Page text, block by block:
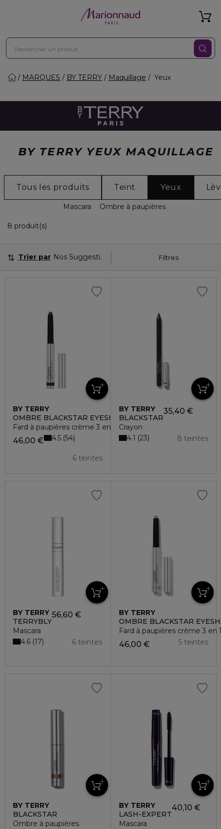
MARQUES BY TERRY Maquillage Yeux
BY TERRY YEUX MAQUILLAGE
Tous les produits Teint Yeux
Mascara Ombre à paupières
8 produit(s)
Filtres
Trier par Nos Suggestions
BY TERRY
OMBRE BLACKSTAR EYESHADOW
Fard à paupières crème 3 en 1 - fini irisé
46,00 €
6 teintes
4.5 54
BY TERRY
BLACKSTAR
Crayon
35,40 €
8 teintes
4.1 23
BY TERRY
TERRYBLY
Mascara
56,60 €
6 teintes
4.6 17
BY TERRY
OMBRE BLACKSTAR
Fard à paupières crème 3 en
46,00 € 5 teintes
BY TERRY
BLACKSTAR
Ombre à paupières
BY TERRY
LASH-EXPERT
Mascara
40,10 €